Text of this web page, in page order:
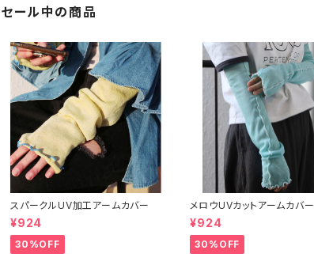
セール中の商品
スパークルUV加工アームカバー
¥924
30%OFF
メロウUVカットアームカバー
¥924
30%OFF